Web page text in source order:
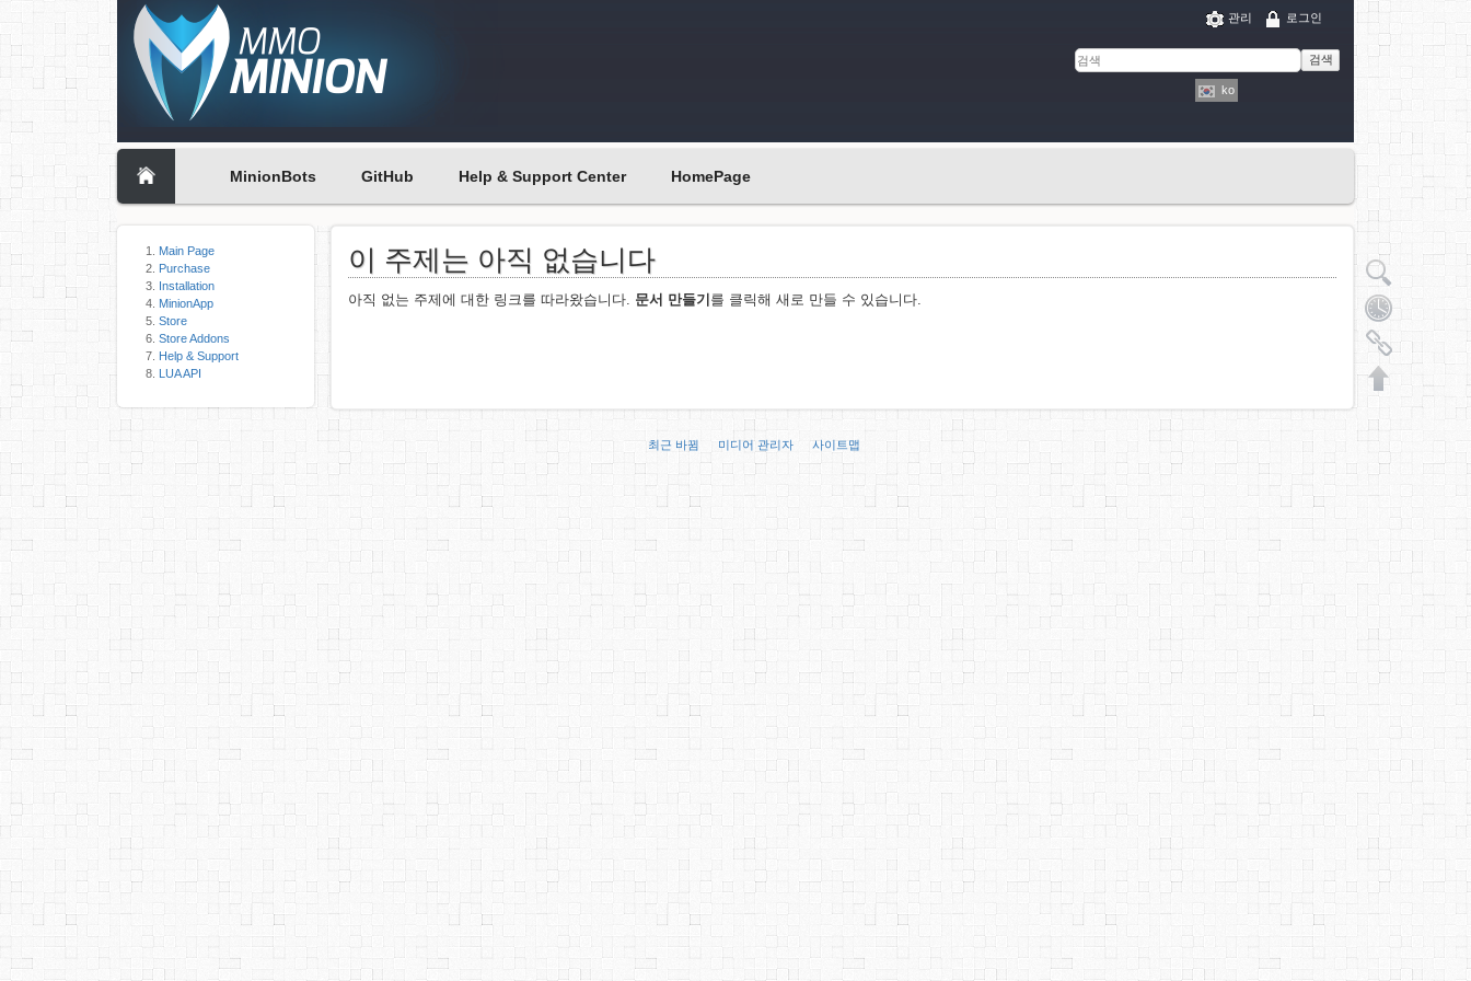
관리 로그인
검색
ko
MinionBots GitHub Help & Support Center HomePage
Main Page
Purchase
Installation
MinionApp
Store
Store Addons
Help & Support
LUA API
이 주제는 아직 없습니다
아직 없는 주제에 대한 링크를 따라왔습니다. 문서 만들기 를 클릭해 새로 만들 수 있습니다.
역링크
최근 바뀜 미디어 관리자 사이트맵